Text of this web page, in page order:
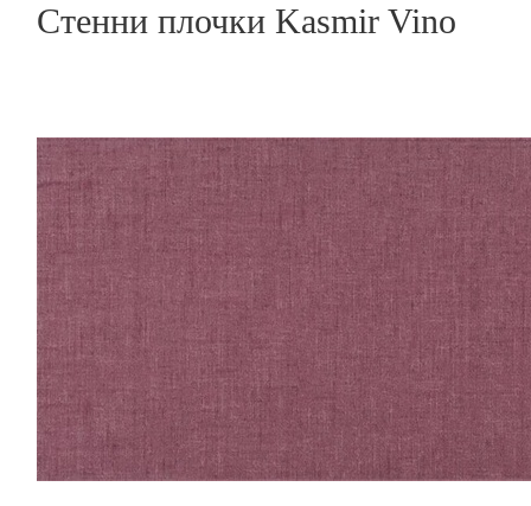
Стенни плочки Kasmir Vino